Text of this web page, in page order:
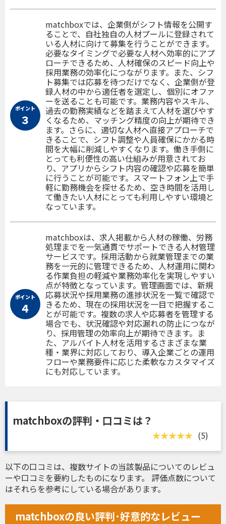
ポイント
３
matchboxでは、企業側がシフト情報を公開す
ることで、自社独自の人材プールに登録されて
いる人材に向けて募集を行うことができます。
必要なタイミングで必要な人材へ効率的にアプ
ローチできるため、人材確保のスピード向上や
採用業務の効率化につながります。また、シフ
ト募集では応募を待つだけでなく、企業側が登
録人材の中から適任者を選定し、個別にオファ
ーを送ることも可能です。業務内容やスキル、
過去の勤務実績などを踏まえて人材を選びやす
くなるため、マッチング精度の向上が期待でき
ます。さらに、適切な人材へ直接アプローチで
きることで、シフト調整や人員確保にかかる時
間を大幅に削減しやすくなります。働き手側に
とっても利便性の高い仕組みが用意されてお
り、アプリからシフト内容の確認や応募を簡単
に行うことが可能です。スマートフォン上で手
軽に勤務機会を探せるため、空き時間を活用し
て働きたい人材にとっても利用しやすい環境と
なっています。
ポイント
４
matchboxは、求人掲載から人材の稼働、労務
処理までを一気通貫でサポートできる人材管理
サービスです。採用活動から就業管理までの業
務を一元的に管理できるため、人材運用に関わ
る作業負担の軽減や業務効率化を実現しやすい
点が特徴となっています。管理画面では、新規
応募状況や採用業務の進捗状況を一覧で確認で
きるため、現在の採用状況を一目で把握するこ
とが可能です。複数の求人や応募者を管理する
場合でも、状況確認や対応漏れの防止につなが
り、採用管理の効率向上が期待できます。ま
た、アルバイト人材を活用するさまざまな業
種・業界に対応しており、導入企業ごとの運用
フローや業務要件に応じた柔軟なカスタマイズ
にも対応しています。
matchboxの評判・口コミは？
(5)
以下の口コミは、複数サイトの当該製品についてのレビュ
ーや口コミを要約したものになります。 評価点数について
はそれらを参考にしている場合があります。
matchboxの良い評判･好意的なレビュー